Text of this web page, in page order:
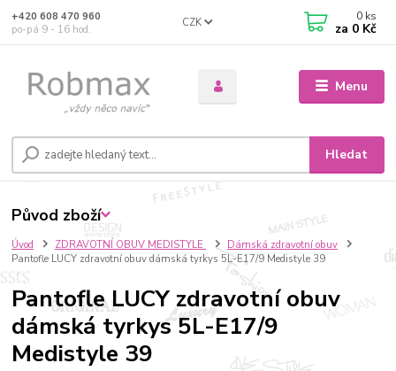
Menu
CZK
Hledat
+420 608 470 960
po-pá 9 - 16 hod.
0 ks
za 0 Kč
Úvod ZDRAVOTNÍ OBUV MEDISTYLE
Dámská zdravotní obuv
Pantofle LUCY zdravotní obuv dámská tyrkys 5L-E17/9 Medistyle 39
Pantofle LUCY zdravotní obuv
dámská tyrkys 5L-E17/9
Medistyle 39
Původ zboží